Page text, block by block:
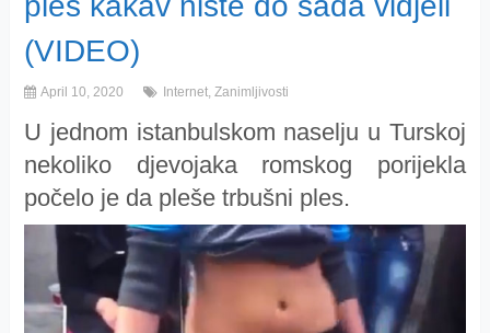
(VIDEO)
April 10, 2020 Internet, Zanimljivosti
U jednom istanbulskom naselju u Turskoj
nekoliko djevojaka romskog porijekla
počelo je da pleše trbušni ples.